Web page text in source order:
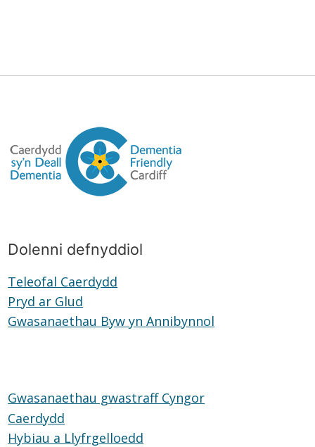
Dolenni defnyddiol
Teleofal Caerdydd
Pryd ar Glud
ar
Gwasanaethau Byw yn Annibynnol
Gwasanaethau gwastraff Cyngor
Caerdydd
Hybiau a Llyfrgelloedd